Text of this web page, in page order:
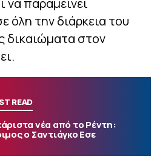
να παραμείνει
όλη την διάρκεια του
δικαιώματα στον
READ
νέα από το Ρέντη:
ο Σαντιάγκο Εσε